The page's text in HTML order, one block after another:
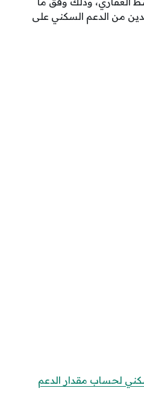
من الدعم السكني على
لحساب مقدار الدعم